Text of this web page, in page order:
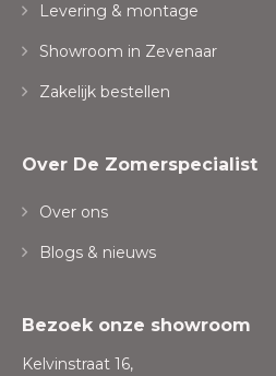
Levering & montage
Showroom in Zevenaar
Zakelijk bestellen
Over De Zomerspecialist
Over ons
Blogs & nieuws
Bezoek onze showroom
Kelvinstraat 16,